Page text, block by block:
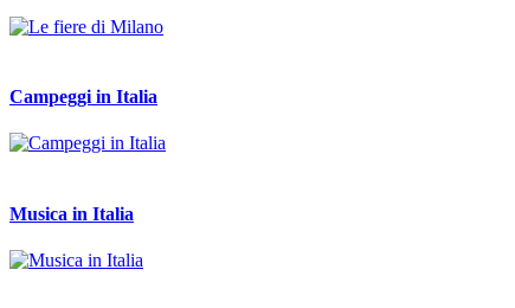
Campeggi in Italia
Musica in Italia